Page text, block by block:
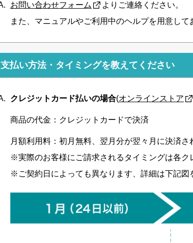
お問い合わせフォーム
よりご連絡ください。
また、マニュアルやご利用中のヘルプを用意して
支払い方法・タイミングを教えてください
クレジットカード払いの場合(オンラインストア
商品の代金：クレジットカードで決済
月額利用料：初月無料、翌月分が翌々月に決済
※実際のお客様にご請求されるタイミングは各ク
※ご契約日によっても異なります、詳細は下記図